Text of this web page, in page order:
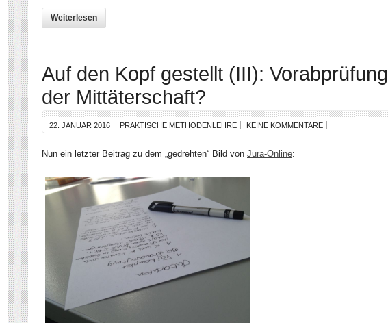
Weiterlesen
Auf den Kopf gestellt (III): Vorabprüfung
der Mittäterschaft?
22. JANUAR 2016 PRAKTISCHE METHODENLEHRE KEINE KOMMENTARE
Nun ein letzter Beitrag zu dem „gedrehten“ Bild von Jura-Online: